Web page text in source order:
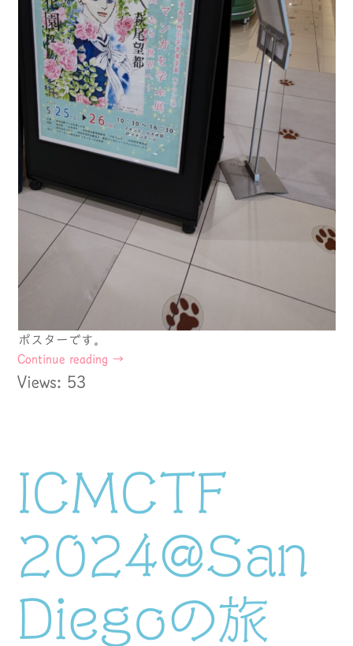
ポスターです。
Continue reading →
Views: 53
ICMCTF
2024@San
Diegoの旅